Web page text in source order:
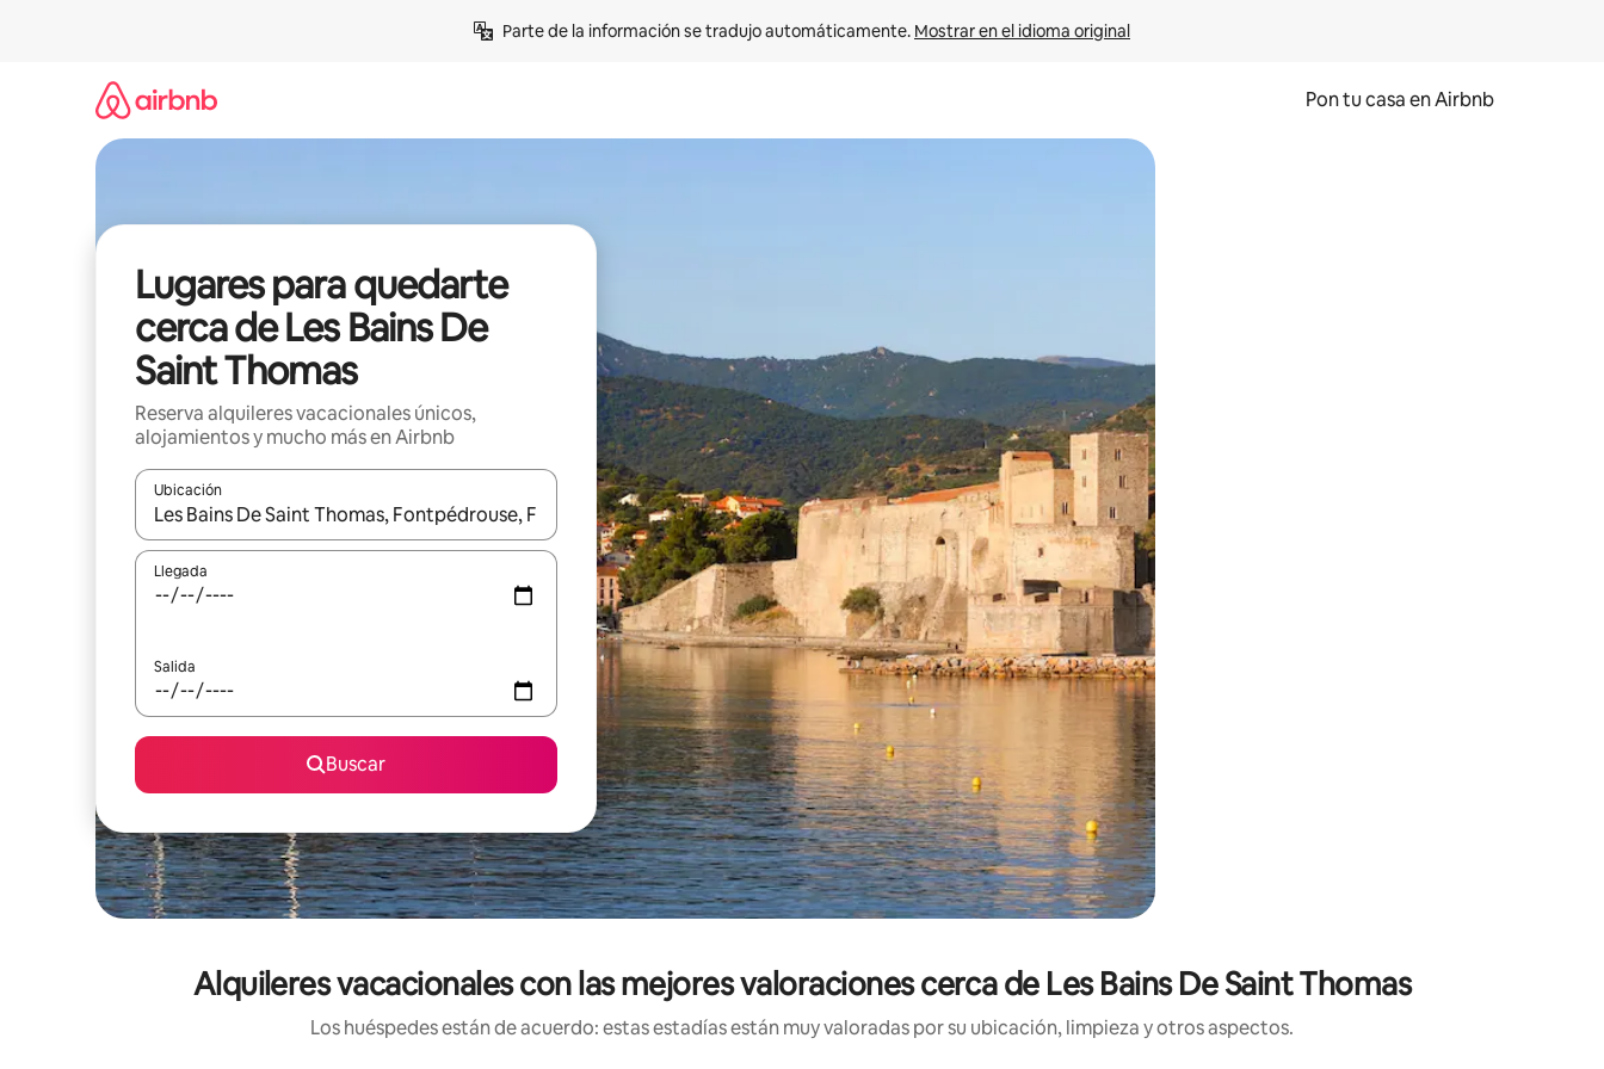
Parte de la información se tradujo automáticamente. Mostrar en el idioma original
Pon tu casa en Airbnb
Lugares para quedarte
cerca de Les Bains De
Saint Thomas
Reserva alquileres vacacionales únicos,
alojamientos y mucho más en Airbnb
Ubicación
Cuando los resultados estén disponibles, navega con las teclas de flecha hacia arriba y hacia abajo o explora con el tacto o desliza el dedo.
Llegada
Salida
Buscar
Alquileres vacacionales con las mejores valoraciones cerca de Les Bains De Saint Thomas
Los huéspedes están de acuerdo: estas estadías están muy valoradas por su ubicación, limpieza y otros aspectos.